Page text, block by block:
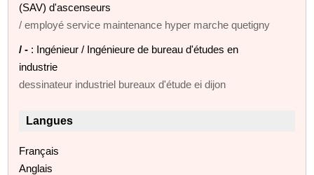
(SAV) d'ascenseurs
/ employé service maintenance hyper marche quetigny
/ - : Ingénieur / Ingénieure de bureau d'études en
industrie
dessinateur industriel bureaux d'étude ei dijon
Langues
Français
Anglais